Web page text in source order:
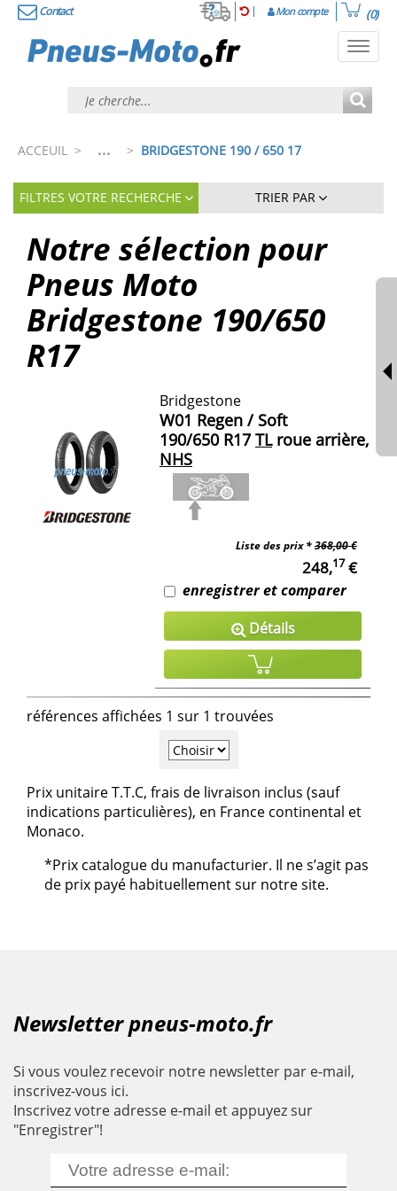
Contact Mon compte (0)
ACCEUIL > ... > BRIDGESTONE 190 / 650 17
FILTRES VOTRE RECHERCHE TRIER PAR
Notre sélection pour
Pneus Moto
Bridgestone 190/650
R17
Bridgestone
W01 Regen / Soft
190/650 R17 TLroue arrière,
NHS
Liste des prix *368,00 €
248,17 €
enregistrer et comparer
Détails
références affichées 1 sur 1 trouvées
Prix unitaire T.T.C, frais de livraison inclus (sauf
indications particulières), en France continental et
Monaco.
*Prix catalogue du manufacturier. Il ne s’agit pas
de prix payé habituellement sur notre site.
Newsletter pneus-moto.fr
Si vous voulez recevoir notre newsletter par e-mail,
inscrivez-vous ici.
Inscrivez votre adresse e-mail et appuyez sur
"Enregistrer"!